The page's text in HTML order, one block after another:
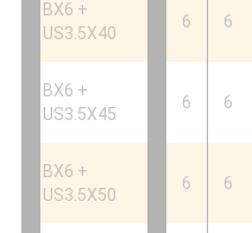
BX6 +
US3.5X40
6 6
BX6 +
US3.5X45
6 6
BX6 +
US3.5X50
6 6